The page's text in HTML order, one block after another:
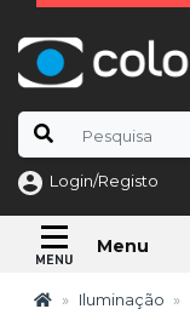
Login/Registo
Menu
Iluminação